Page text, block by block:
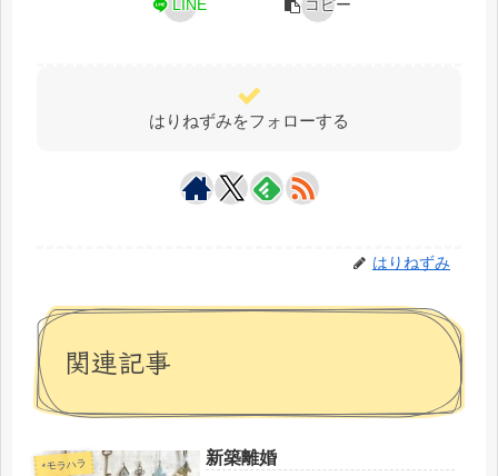
LINE コピー
はりねずみをフォローする
はりねずみ
関連記事
*モラハラ 新築離婚